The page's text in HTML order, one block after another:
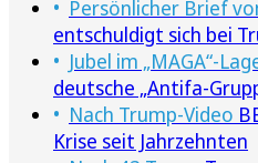
Persönlicher Brief
entschuldigt sich bei
Jubel im „MAGA“-
deutsche „Antifa-
Nach Trump-Video
Krise seit Jahrzehnten